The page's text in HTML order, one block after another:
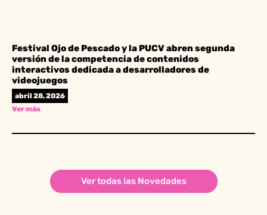
Festival Ojo de Pescado y la PUCV abren segunda
versión de la competencia de contenidos
interactivos dedicada a desarrolladores de
videojuegos
abril 28, 2026
Ver más
Ver todas las Novedades